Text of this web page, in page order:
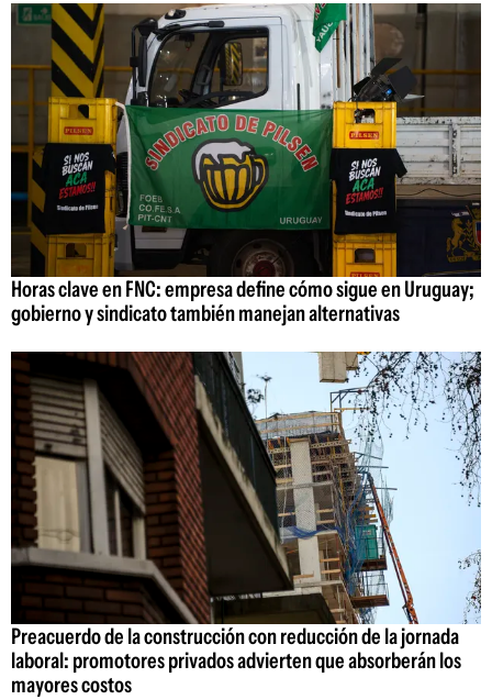
Horas clave en FNC: empresa define cómo sigue en Uruguay;
gobierno y sindicato también manejan alternativas
Preacuerdo de la construcción con reducción de la jornada
laboral: promotores privados advierten que absorberán los
mayores costos